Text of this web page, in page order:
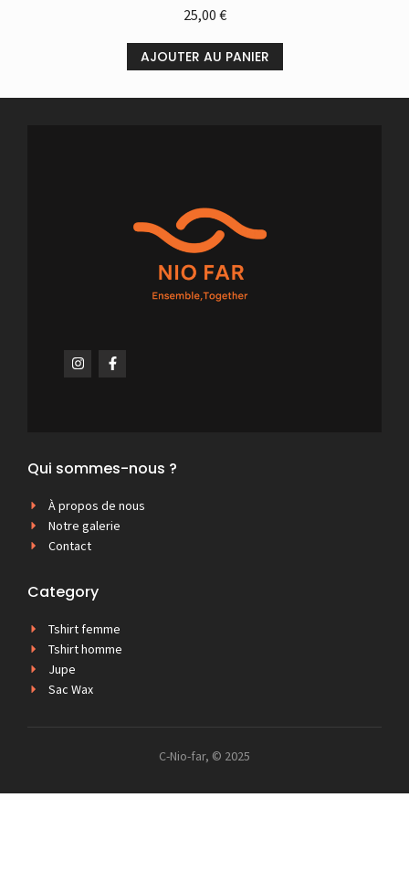
25,00 €
AJOUTER AU PANIER
Qui sommes-nous ?
À propos de nous
Notre galerie
Contact
Category
Tshirt femme
Tshirt homme
Jupe
Sac Wax
C-Nio-far, © 2025